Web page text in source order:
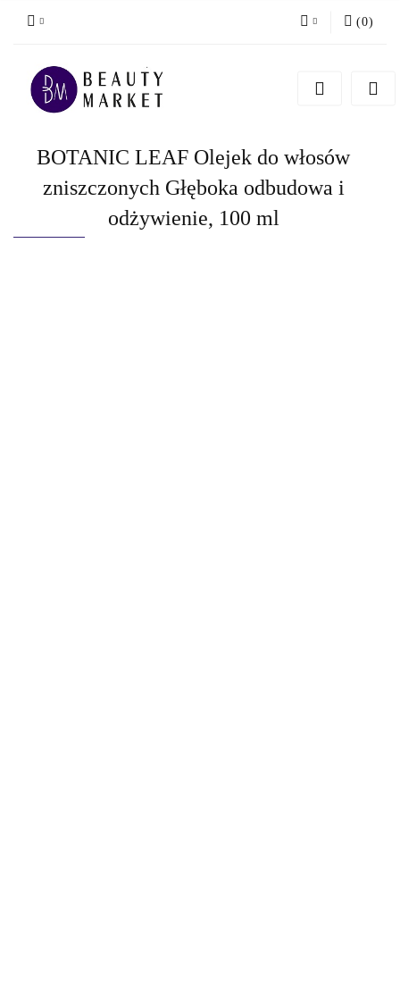
Zarejestruj się
(0)
BOTANIC LEAF Olejek do włosów
zniszczonych Głęboka odbudowa i
odżywienie, 100 ml